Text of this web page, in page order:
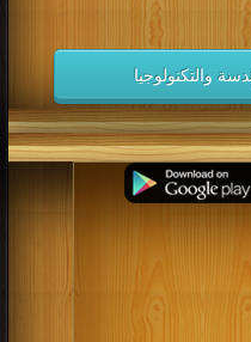
كتب 1975
كتب 1971
كتب 1967
كتب 1964
كتب 1963
كتب 1959
كتب 1951
والتكنولوجيا